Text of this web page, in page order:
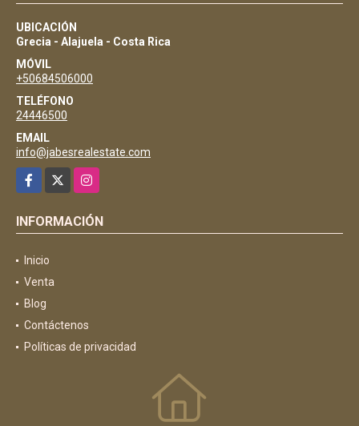
UBICACIÓN
Grecia - Alajuela - Costa Rica
MÓVIL
+50684506000
TELÉFONO
24446500
EMAIL
info@jabesrealestate.com
Facebook
Instagram
INFORMACIÓN
Inicio
Venta
Blog
Contáctenos
Políticas de privacidad